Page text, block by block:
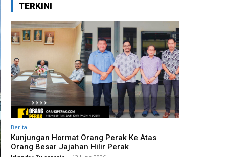
TERKINI
Berita
Kunjungan Hormat Orang Perak Ke Atas
Orang Besar Jajahan Hilir Perak